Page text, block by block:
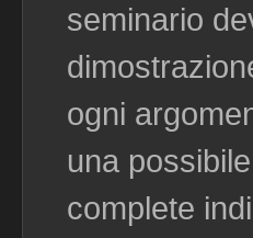
seminario
ogni
una
complete